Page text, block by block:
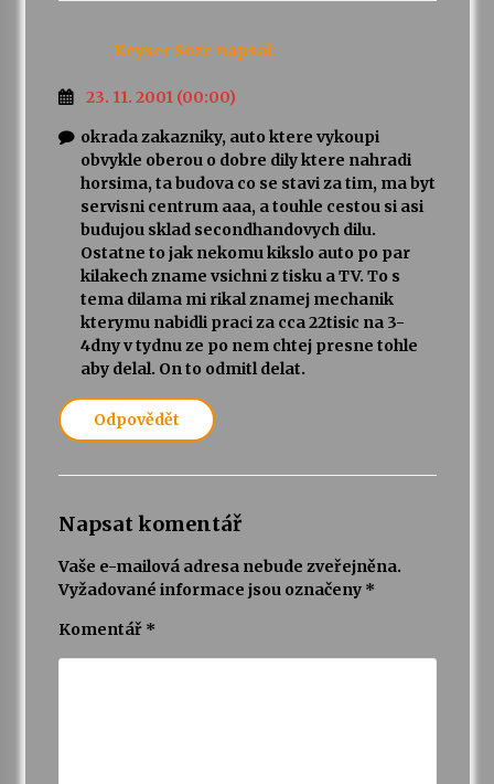
Keyser Soze napsal:
23. 11. 2001 (00:00)
okrada zakazniky, auto ktere vykoupi
obvykle oberou o dobre dily ktere nahradi
horsima, ta budova co se stavi za tim, ma byt
servisni centrum aaa, a touhle cestou si asi
budujou sklad secondhandovych dilu.
Ostatne to jak nekomu kikslo auto po par
kilakech zname vsichni z tisku a TV. To s
tema dilama mi rikal znamej mechanik
kterymu nabidli praci za cca 22tisic na 3-
4dny v tydnu ze po nem chtej presne tohle
aby delal. On to odmitl delat.
Odpovědět
Napsat komentář
Vaše e-mailová adresa nebude zveřejněna.
Vyžadované informace jsou označeny *
Komentář *